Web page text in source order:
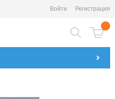
Войти Регистрация